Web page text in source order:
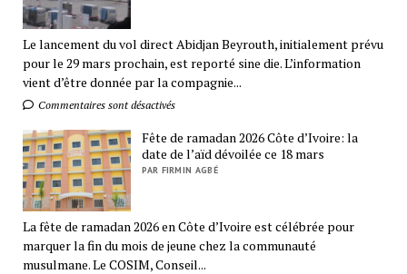
Le lancement du vol direct Abidjan Beyrouth, initialement prévu
pour le 29 mars prochain, est reporté sine die. L’information
vient d’être donnée par la compagnie...
Commentaires sont désactivés
Fête de ramadan 2026 Côte d’Ivoire: la
date de l’aïd dévoilée ce 18 mars
PAR FIRMIN AGBÉ
La fête de ramadan 2026 en Côte d’Ivoire est célébrée pour
marquer la fin du mois de jeune chez la communauté
musulmane. Le COSIM, Conseil...